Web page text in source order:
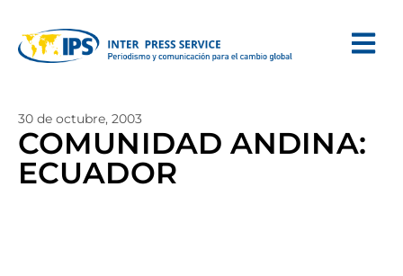
30 de octubre, 2003
COMUNIDAD ANDINA:
ECUADOR